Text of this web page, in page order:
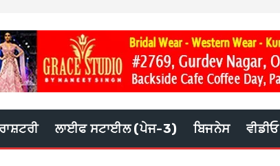
ਲਾਈਫ ਸਟਾਈਲ (ਪੇਜ-3) ਬਿਜਨੇਸ ਵੀਡੀਓ